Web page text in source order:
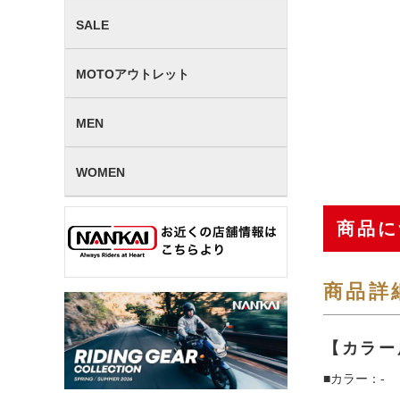
SALE
MOTOアウトレット
MEN
WOMEN
商品
商品詳
【カラー
■カラー：-